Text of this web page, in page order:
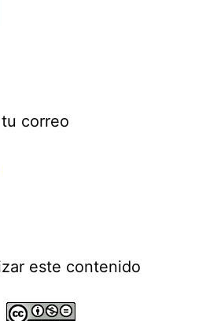
correo
este contenido